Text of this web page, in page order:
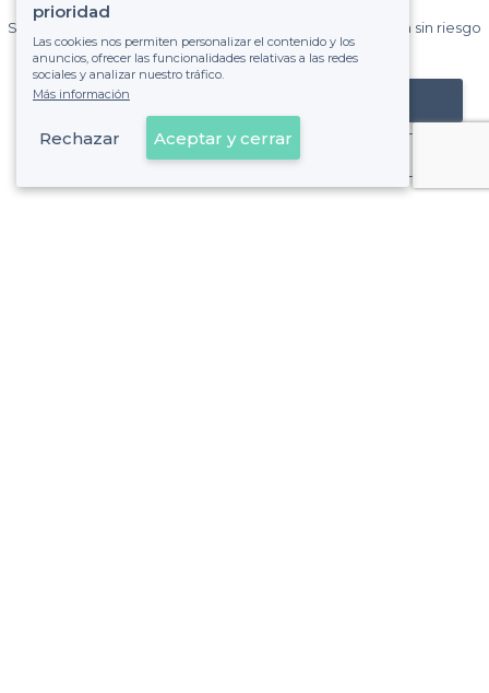
Sin comisiones y sin compromiso, pagas una cantidad fija sin riesgo
de ver la factura.
Registrar mi establecimiento
Ya es cliente
prioridad
Las cookies nos permiten personalizar el contenido y los
anuncios, ofrecer las funcionalidades relativas a las redes
sociales y analizar nuestro tráfico.
Más información
Rechazar Aceptar y cerrar